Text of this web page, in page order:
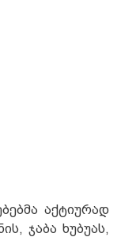
აქტიურად
ჯაბა ხუბუას,